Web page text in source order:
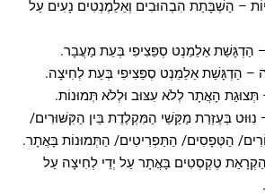
– הַשְׁבָּתַת הִבְהוּבִים וְאֵלֵמֶנְטִים נָעִים עַל
הַדְגָּשַׁת אֵלֵמֵנְט סְפֵּצִיפִי בְּעֵת מַעֲבָר.
– הַדְגָּשַׁת אֵלֵמֵנְט סְפֵּצִיפִי בְּעֵת לְחִיצָה.
הָאֲתָר לְלֹא עִצּוּב וּלְלֹא תְּמוּנוֹת.
נִוּוּט בְּעֶזְרַת מַקַּשֵׁי הַמִּקְלֶדֶת בֵּין הַקִּשּׁוּרִים/
הַטְּפָסִים/ הַתַּפְרִיטִים/ הַתְּמוּנוֹת בָּאֲתָר.
טֶקְסְטִים בָּאֲתָר עַל יְדֵי לְחִיצָה עַל